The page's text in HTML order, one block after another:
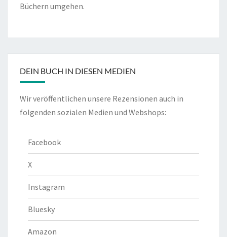
Büchern umgehen.
DEIN BUCH IN DIESEN MEDIEN
Wir veröffentlichen unsere Rezensionen auch in
folgenden sozialen Medien und Webshops:
Facebook
X
Instagram
Bluesky
Amazon